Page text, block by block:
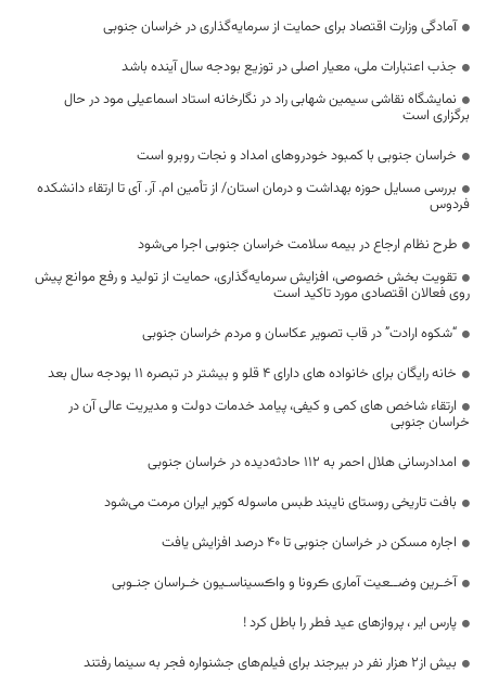
آمادگی وزارت اقتصاد برای حمایت از سرمایه‌گذاری در خراسان جنوبی
جذب اعتبارات ملی، معیار اصلی در توزیع بودجه سال آینده باشد
نمایشگاه نقاشی سیمین شهابی راد در نگارخانه استاد اسماعیلی مود در حال
برگزاری است
خراسان جنوبی با کمبود خودروهای امداد و نجات روبرو است
بررسی مسایل حوزه بهداشت و درمان استان/ از تأمین ام. آر. آی تا ارتقاء دانشکده
فردوس
طرح نظام ارجاع در بیمه سلامت خراسان جنوبی اجرا می‌شود
تقویت بخش خصوصی، افزایش سرمایه‌گذاری، حمایت از تولید و رفع موانع پیش
روی فعالان اقتصادی مورد تاکید است
“شکوه ارادت” در قاب تصویر عکاسان و مردم خراسان جنوبی
خانه رایگان برای خانواده های دارای 4 قلو‌ و بیشتر در تبصره 11 بودجه سال بعد
ارتقاء شاخص های کمی و کیفی، پیامد خدمات دولت و مدیریت عالی آن در
خراسان جنوبی
امدادرسانی هلال احمر به ۱۱۲ حادثه‌دیده در خراسان جنوبی
بافت تاریخی روستای نایبند طبس ماسوله کویر ایران مرمت می‌شود
اجاره مسکن در خراسان جنوبی تا ۴۰ درصد افزایش یافت
آخـرین وضــعیت آماری ڪرونا و واڪسیناسـیون خـراسان جنـوبی
پارس ایر ، پروازهای عید فطر را باطل کرد !
بیش از۲ هزار نفر در بیرجند برای فیلم‌های جشنواره فجر به سینما رفتند